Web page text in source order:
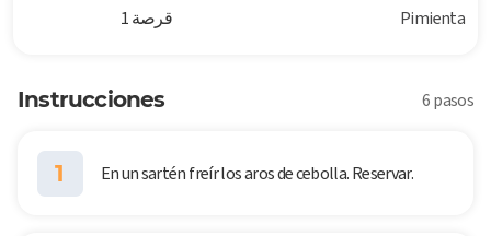
1 قرصة Pimienta
Instrucciones 6 pasos
1 En un sartén freír los aros de cebolla. Reservar.